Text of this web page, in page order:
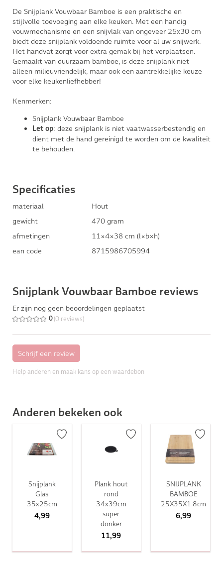
De Snijplank Vouwbaar Bamboe is een praktische en
stijlvolle toevoeging aan elke keuken. Met een handig
vouwmechanisme en een snijvlak van ongeveer 25x30 cm
biedt deze snijplank voldoende ruimte voor al uw snijwerk.
Het handvat zorgt voor extra gemak bij het verplaatsen.
Gemaakt van duurzaam bamboe, is deze snijplank niet
alleen milieuvriendelijk, maar ook een aantrekkelijke keuze
voor elke keukenliefhebber!
Kenmerken:
Snijplank Vouwbaar Bamboe
Let op: deze snijplank is niet vaatwasserbestendig en
dient met de hand gereinigd te worden om de kwaliteit
te behouden.
Specificaties
materiaal
Hout
gewicht
470 gram
afmetingen
11×4×38 cm (l×b×h)
ean code
8715986705994
Snijplank Vouwbaar Bamboe reviews
Er zijn nog geen beoordelingen geplaatst
0 (0 reviews)
Help anderen en maak kans op een waardebon
Anderen bekeken ook
Snijplank
Glas
35x25cm
4,99
Plank hout
rond
34x39cm
super
donker
11,99
SNIJPLANK
BAMBOE
25X35X1.8cm
6,99